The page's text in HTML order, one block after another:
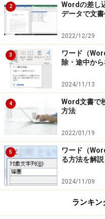
2
Wordの差し
データで文
2022/12/29
3
ワード（
除・途中か
2024/11/13
4
Word文書で
方法
2022/01/19
5
ワード（
る方法を解説
2024/11/09
ランキン